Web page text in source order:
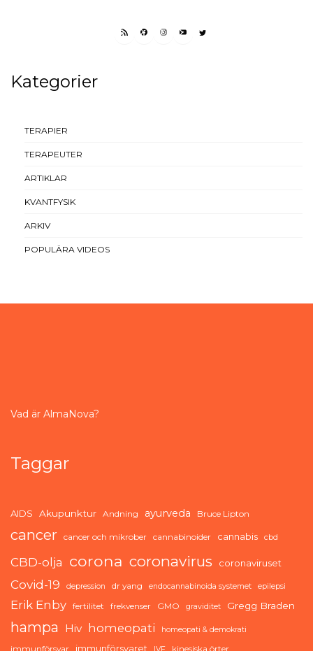
RSS FEEDFACEBOOK
INSTAGRAM
YOUTUBETWITTER
Kategorier
TERAPIER
TERAPEUTER
ARTIKLAR
KVANTFYSIK
ARKIV
POPULÄRA VIDEOS
Vad är AlmaNova?
Taggar
AIDS Akupunktur Andning ayurveda Bruce Lipton
cancer cancer och mikrober cannabinoider cannabis cbd
CBD-olja corona coronavirus coronaviruset
Covid-19 depression dr yang endocannabinoida systemet epilepsi
Erik Enby fertilitet frekvenser GMO graviditet Gregg Braden
hampa Hiv homeopati homeopati & demokrati
immunförsvar immunförsvaret kinesiska örter